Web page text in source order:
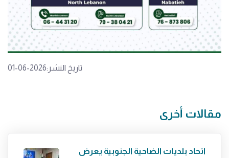
تاريخ النشر:2026-06-01
مقالات أخرى
اتحاد بلديات الضاحية الجنوبية يعرض